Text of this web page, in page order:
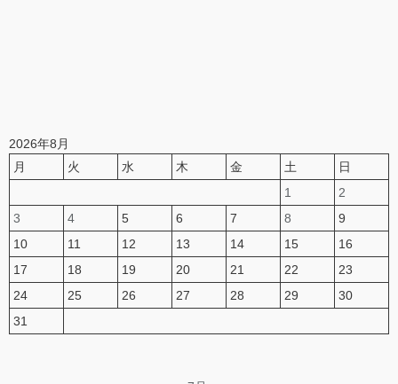
2026年8月
月
火 水 木 金 土
日
1
2
3
4 5 6 7 8
9
10
11 12 13 14 15
16
17
18 19 20 21 22
23
24
25 26 27 28 29
30
31